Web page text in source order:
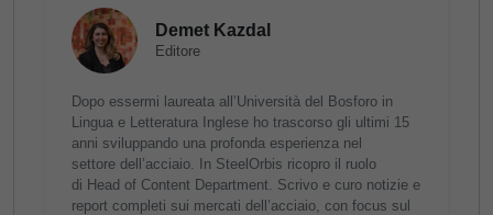
Demet Kazdal
Editore
Dopo essermi laureata all’Università del Bosforo in
Lingua e Letteratura Inglese ho trascorso gli ultimi 15
anni sviluppando una profonda esperienza nel
settore dell’acciaio. In SteelOrbis ricopro il ruolo
di Head of Content Department. Scrivo e curo notizie e
report completi sui mercati dell’acciaio, con focus sul